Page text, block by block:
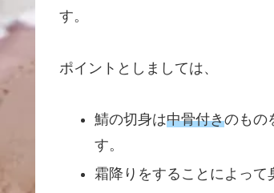
す。
ポイントとしましては、
鯖の切身は中骨付きのもの
す。 （これは
霜降りをすることによって